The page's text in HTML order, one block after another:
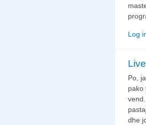
Log
Po,
pako
dhe